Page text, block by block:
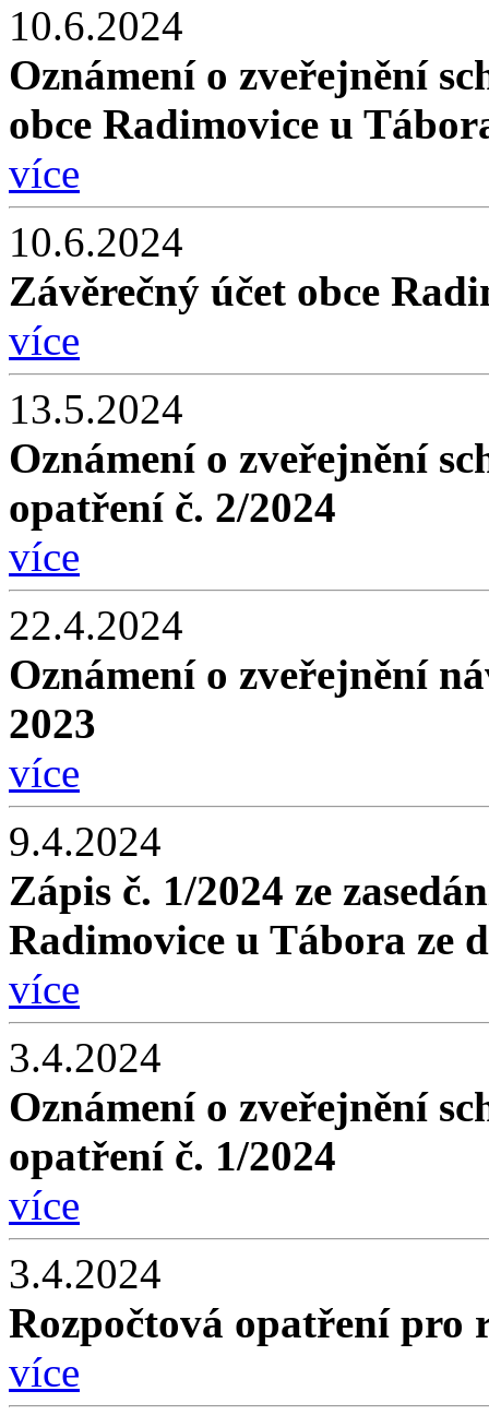
10.6.2024
Oznámení o zveřejnění
obce Radimovice u
více
10.6.2024
Závěrečný účet obce
více
13.5.2024
Oznámení o zveřejnění
opatření č. 2/2024
více
22.4.2024
Oznámení o zveřejnění
2023
více
9.4.2024
Zápis č. 1/2024 ze
Radimovice u Tábora ze
více
3.4.2024
Oznámení o zveřejnění
opatření č. 1/2024
více
3.4.2024
Rozpočtová opatření pro
více